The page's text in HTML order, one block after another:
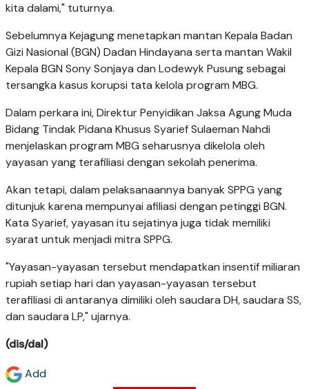
kita dalami," tuturnya.
Sebelumnya Kejagung menetapkan mantan Kepala Badan
Gizi Nasional (BGN) Dadan Hindayana serta mantan Wakil
Kepala BGN Sony Sonjaya dan Lodewyk Pusung sebagai
tersangka kasus korupsi tata kelola program MBG.
Dalam perkara ini, Direktur Penyidikan Jaksa Agung Muda
Bidang Tindak Pidana Khusus Syarief Sulaeman Nahdi
menjelaskan program MBG seharusnya dikelola oleh
yayasan yang terafiliasi dengan sekolah penerima.
Akan tetapi, dalam pelaksanaannya banyak SPPG yang
ditunjuk karena mempunyai afiliasi dengan petinggi BGN.
Kata Syarief, yayasan itu sejatinya juga tidak memiliki
syarat untuk menjadi mitra SPPG.
"Yayasan-yayasan tersebut mendapatkan insentif miliaran
rupiah setiap hari dan yayasan-yayasan tersebut
terafiliasi di antaranya dimiliki oleh saudara DH, saudara SS,
dan saudara LP," ujarnya.
(dis/dal)
Add